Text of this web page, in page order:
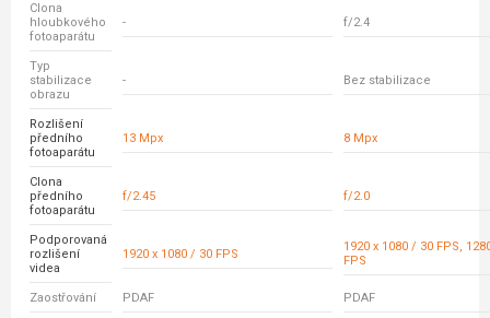
Clona
hloubkového
fotoaparátu
- f/2.4
Typ
stabilizace
obrazu
- Bez stabilizace
Rozlišení
předního
fotoaparátu
13 Mpx 8 Mpx
Clona
předního
fotoaparátu
f/2.45 f/2.0
Podporovaná
rozlišení
videa
1920 x 1080 / 30 FPS
1920 x 1080 / 30 FPS,
FPS
Zaostřování PDAF PDAF